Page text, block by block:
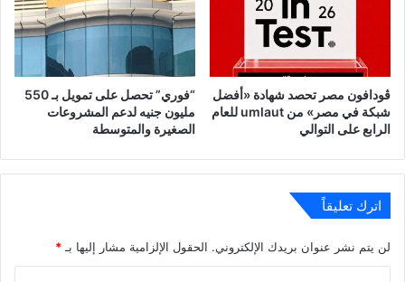
ڤودافون مصر تحصد شهادة «أفضل
شبكة في مصر» من umlaut للعام
الرابع على التوالي
“فوري” تحصل على تمويل بـ 550
مليون جنيه لدعم المشروعات
الصغيرة والمتوسطة
اترك تعليقاً
لن يتم نشر عنوان بريدك الإلكتروني. الحقول الإلزامية مشار إليها بـ*